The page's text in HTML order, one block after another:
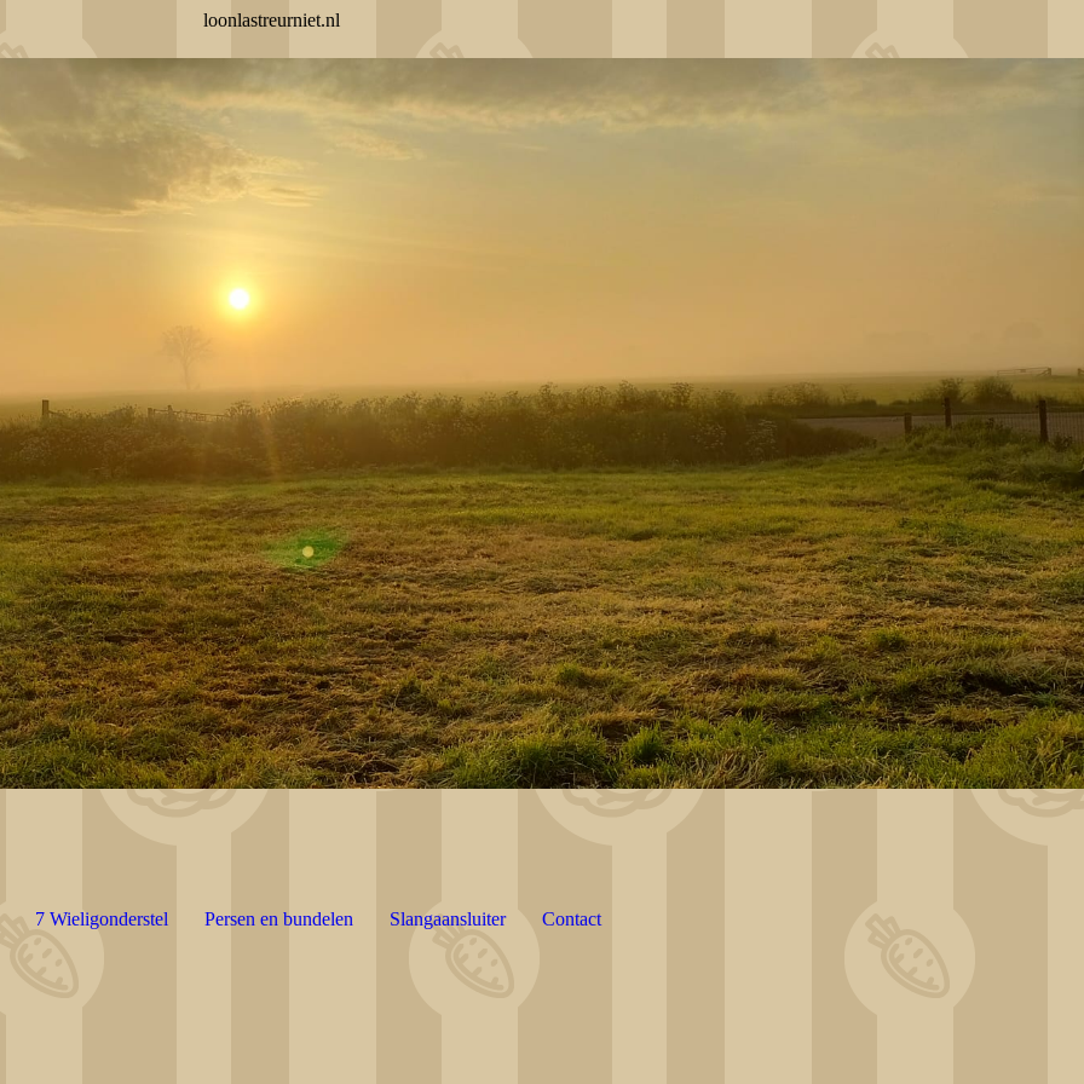
loonlastreurniet.nl
7 Wieligonderstel Persen en bundelen Slangaansluiter Contact